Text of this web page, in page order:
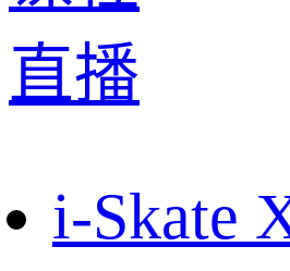
直播
i-Skate